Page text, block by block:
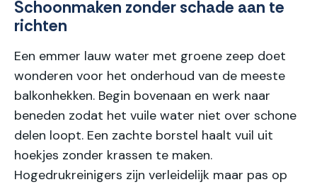
Schoonmaken zonder schade aan te
richten
Een emmer lauw water met groene zeep doet
wonderen voor het onderhoud van de meeste
balkonhekken. Begin bovenaan en werk naar
beneden zodat het vuile water niet over schone
delen loopt. Een zachte borstel haalt vuil uit
hoekjes zonder krassen te maken.
Hogedrukreinigers zijn verleidelijk maar pas op